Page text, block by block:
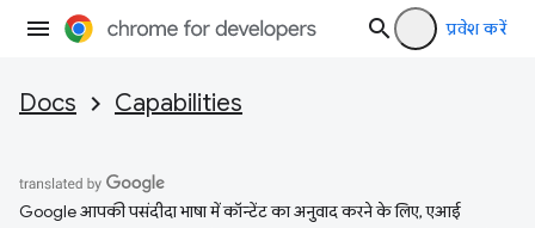
प्रवेश करें
Docs Capabilities
Google आपकी पसंदीदा भाषा में कॉन्टेंट का अनुवाद करने के लिए, एआई